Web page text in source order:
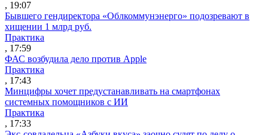
, 19:07
Бывшего гендиректора «Облкоммунэнерго» подозревают в
хищении 1 млрд руб.
Практика
, 17:59
ФАС возбудила дело против Apple
Практика
, 17:43
Минцифры хочет предустанавливать на смартфонах
системных помощников с ИИ
Практика
, 17:33